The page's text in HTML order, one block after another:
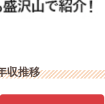
収推移